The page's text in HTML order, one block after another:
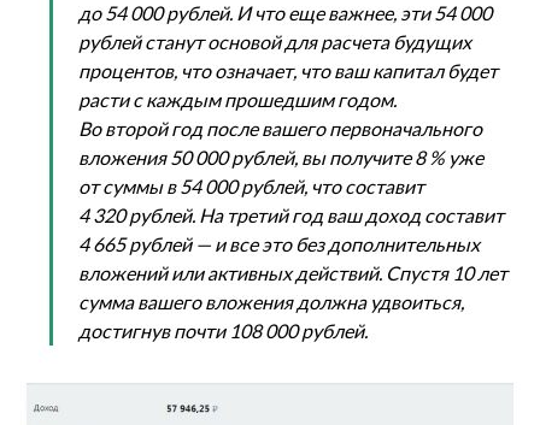
до 54 000 рублей. И что еще важнее, эти 54 000
рублей станут основой для расчета будущих
процентов, что означает, что ваш капитал будет
расти с каждым прошедшим годом.
Во второй год после вашего первоначального
вложения 50 000 рублей, вы получите 8 % уже
от суммы в 54 000 рублей, что составит
4 320 рублей. На третий год ваш доход составит
4 665 рублей — и все это без дополнительных
вложений или активных действий. Спустя 10 лет
сумма вашего вложения должна удвоиться,
достигнув почти 108 000 рублей.